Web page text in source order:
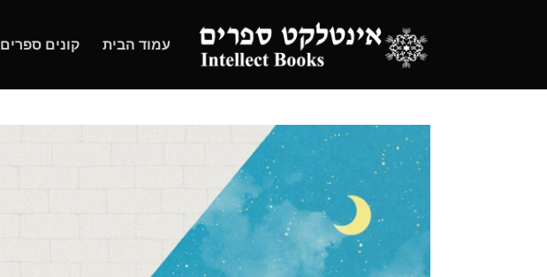
עמוד הבית קונים ספרים